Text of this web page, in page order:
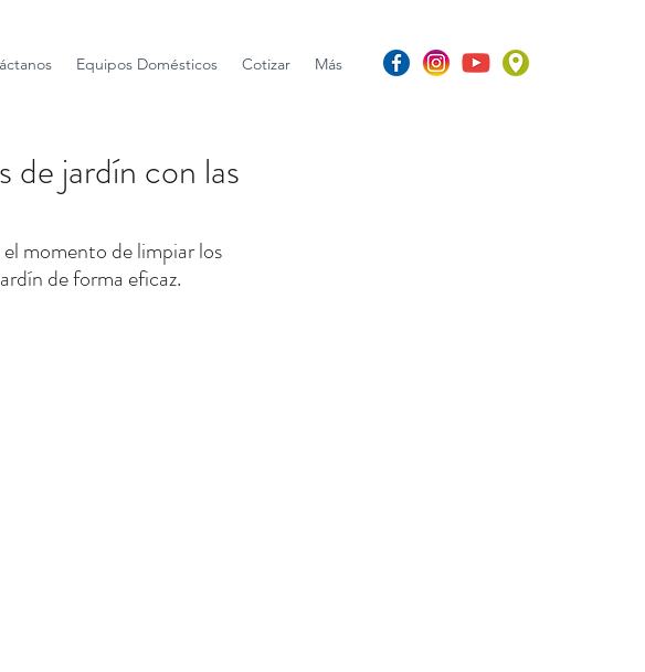
Equipos Domésticos Cotizar Más
de jardín con las
momento de limpiar los
de forma eficaz.